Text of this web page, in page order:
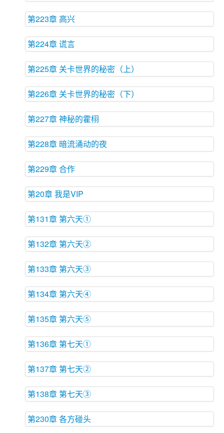
第223章 高兴
第224章 谎言
第225章 关卡世界的秘密（上）
第226章 关卡世界的秘密（下）
第227章 神秘的霍栩
第228章 暗流涌动的夜
第229章 合作
第20章 我是VIP
第131章 第六天①
第132章 第六天②
第133章 第六天③
第134章 第六天④
第135章 第六天⑤
第136章 第七天①
第137章 第七天②
第138章 第七天③
第230章 各方碰头